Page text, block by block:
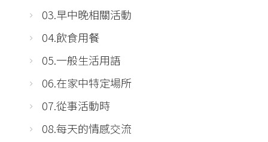
03.早中晚相關活動
04.飲食用餐
05.一般生活用語
06.在家中特定場所
07.從事活動時
08.每天的情感交流